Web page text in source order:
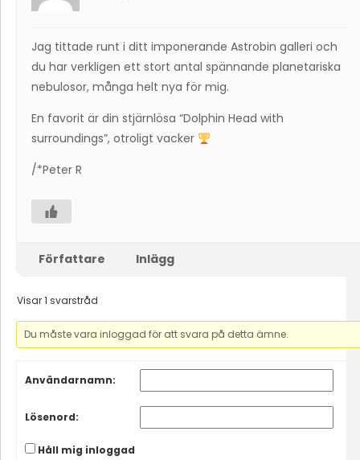
Jag tittade runt i ditt imponerande Astrobin galleri och
du har verkligen ett stort antal spännande planetariska
nebulosor, många helt nya för mig.
En favorit är din stjärnlösa “Dolphin Head with
surroundings”, otroligt vacker
/*Peter R
Författare Inlägg
Visar 1 svarstråd
Du måste vara inloggad för att svara på detta ämne.
Användarnamn:
Lösenord:
Håll mig inloggad